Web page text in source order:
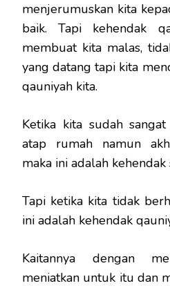
menjerumuskan kita
baik. Tapi kehendak
membuat kita malas,
yang datang tapi kita
qauniyah kita.
Ketika kita sudah
atap rumah namun
maka ini adalah kehendak
Tapi ketika kita tidak
ini adalah kehendak
Kaitannya dengan
meniatkan untuk itu dan